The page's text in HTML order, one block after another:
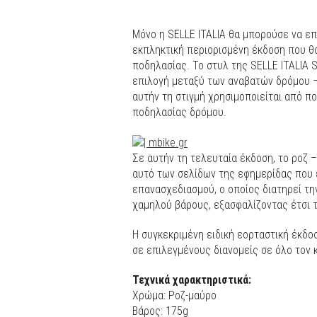
Μόνο η SELLE ITALIA θα μπορούσε να
εκπληκτική περιορισμένη έκδοση που
ποδηλασίας. Το στυλ της SELLE ITALIA
επιλογή μεταξύ των αναβατών δρόμου
αυτήν τη στιγμή χρησιμοποιείται από
ποδηλασίας δρόμου.
Σε αυτήν τη τελευταία έκδοση, το
αυτό των σελίδων της εφημερίδας που
επανασχεδιασμού, ο οποίος διατηρεί
χαμηλού βάρους, εξασφαλίζοντας έτσι
Η συγκεκριμένη ειδική εορταστική
σε επιλεγμένους διανομείς σε όλο τον
Τεχνικά χαρακτηριστικά:
Χρώμα: Ροζ-μαύρο
Βάρος: 175g